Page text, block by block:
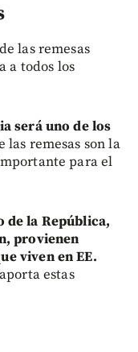
las remesas
a todos los
será uno de los
las remesas son la
para el
de la República,
provienen
viven en EE.
estas